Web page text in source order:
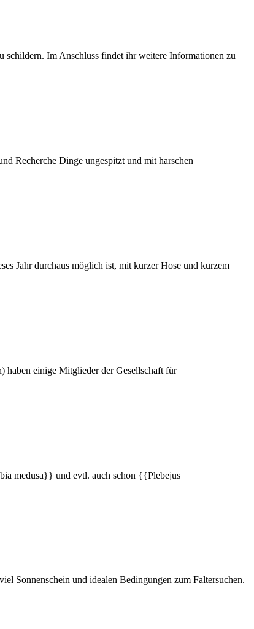
schildern. Im Anschluss findet ihr weitere Informationen zu
Recherche Dinge ungespitzt und mit harschen
Jahr durchaus möglich ist, mit kurzer Hose und kurzem
haben einige Mitglieder der Gesellschaft für
medusa}} und evtl. auch schon {{Plebejus
Sonnenschein und idealen Bedingungen zum Faltersuchen.